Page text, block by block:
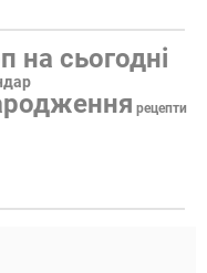
на сьогодні
рецепти